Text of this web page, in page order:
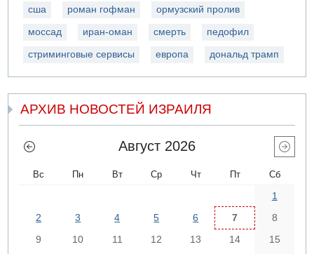
сша роман гофман ормузский пролив
моссад иран-оман смерть педофил
стриминговые сервисы европа дональд трамп
АРХИВ НОВОСТЕЙ ИЗРАИЛЯ
Август 2026
Вс Пн Вт Ср Чт Пт Сб
1
2
3 4 5 6 7
8
9
10 11 12 13 14
15